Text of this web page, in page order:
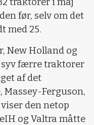
før, selv om det
med 25.
New Holland og
syv færre traktorer
af det
Ferguson,
den netop
og Valtra måtte